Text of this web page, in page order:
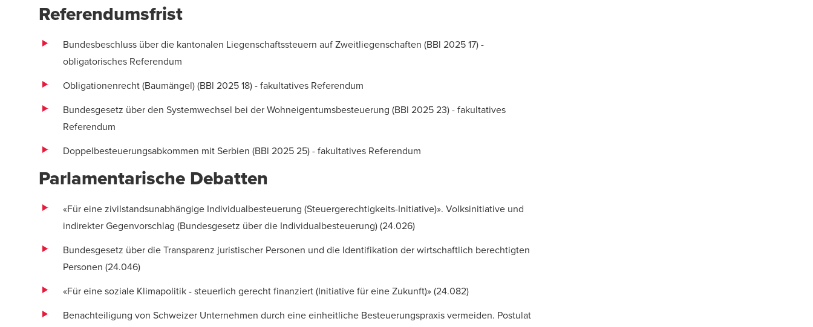
Referendumsfrist
Bundesbeschluss über die kantonalen Liegenschaftssteuern auf Zweitliegenschaften (BBl 2025 17) -
obligatorisches Referendum
Obligationenrecht (Baumängel) (BBl 2025 18) - fakultatives Referendum
Bundesgesetz über den Systemwechsel bei der Wohneigentumsbesteuerung (BBl 2025 23) - fakultatives
Referendum
Doppelbesteuerungsabkommen mit Serbien (BBl 2025 25) - fakultatives Referendum
Parlamentarische Debatten
«Für eine zivilstandsunabhängige Individualbesteuerung (Steuergerechtigkeits-Initiative)». Volksinitiative und
indirekter Gegenvorschlag (Bundesgesetz über die Individualbesteuerung) (24.026)
Bundesgesetz über die Transparenz juristischer Personen und die Identifikation der wirtschaftlich berechtigten
Personen (24.046)
«Für eine soziale Klimapolitik - steuerlich gerecht finanziert (Initiative für eine Zukunft)» (24.082)
Benachteiligung von Schweizer Unternehmen durch eine einheitliche Besteuerungspraxis vermeiden. Postulat